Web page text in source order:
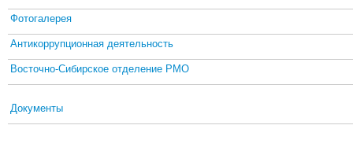
Фотогалерея
Антикоррупционная деятельность
Восточно-Сибирское отделение РМО
Документы